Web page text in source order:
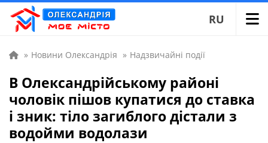
RU
» Новини Олександрія » Надзвичайні події
В Олександрійському районі
чоловік пішов купатися до ставка
і зник: тіло загиблого дістали з
водойми водолази